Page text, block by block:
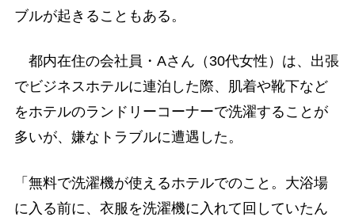
ブルが起きることもある。
都内在住の会社員・Aさん（30代女性）は、出張
でビジネスホテルに連泊した際、肌着や靴下など
をホテルのランドリーコーナーで洗濯することが
多いが、嫌なトラブルに遭遇した。
「無料で洗濯機が使えるホテルでのこと。大浴場
に入る前に、衣服を洗濯機に入れて回していたん